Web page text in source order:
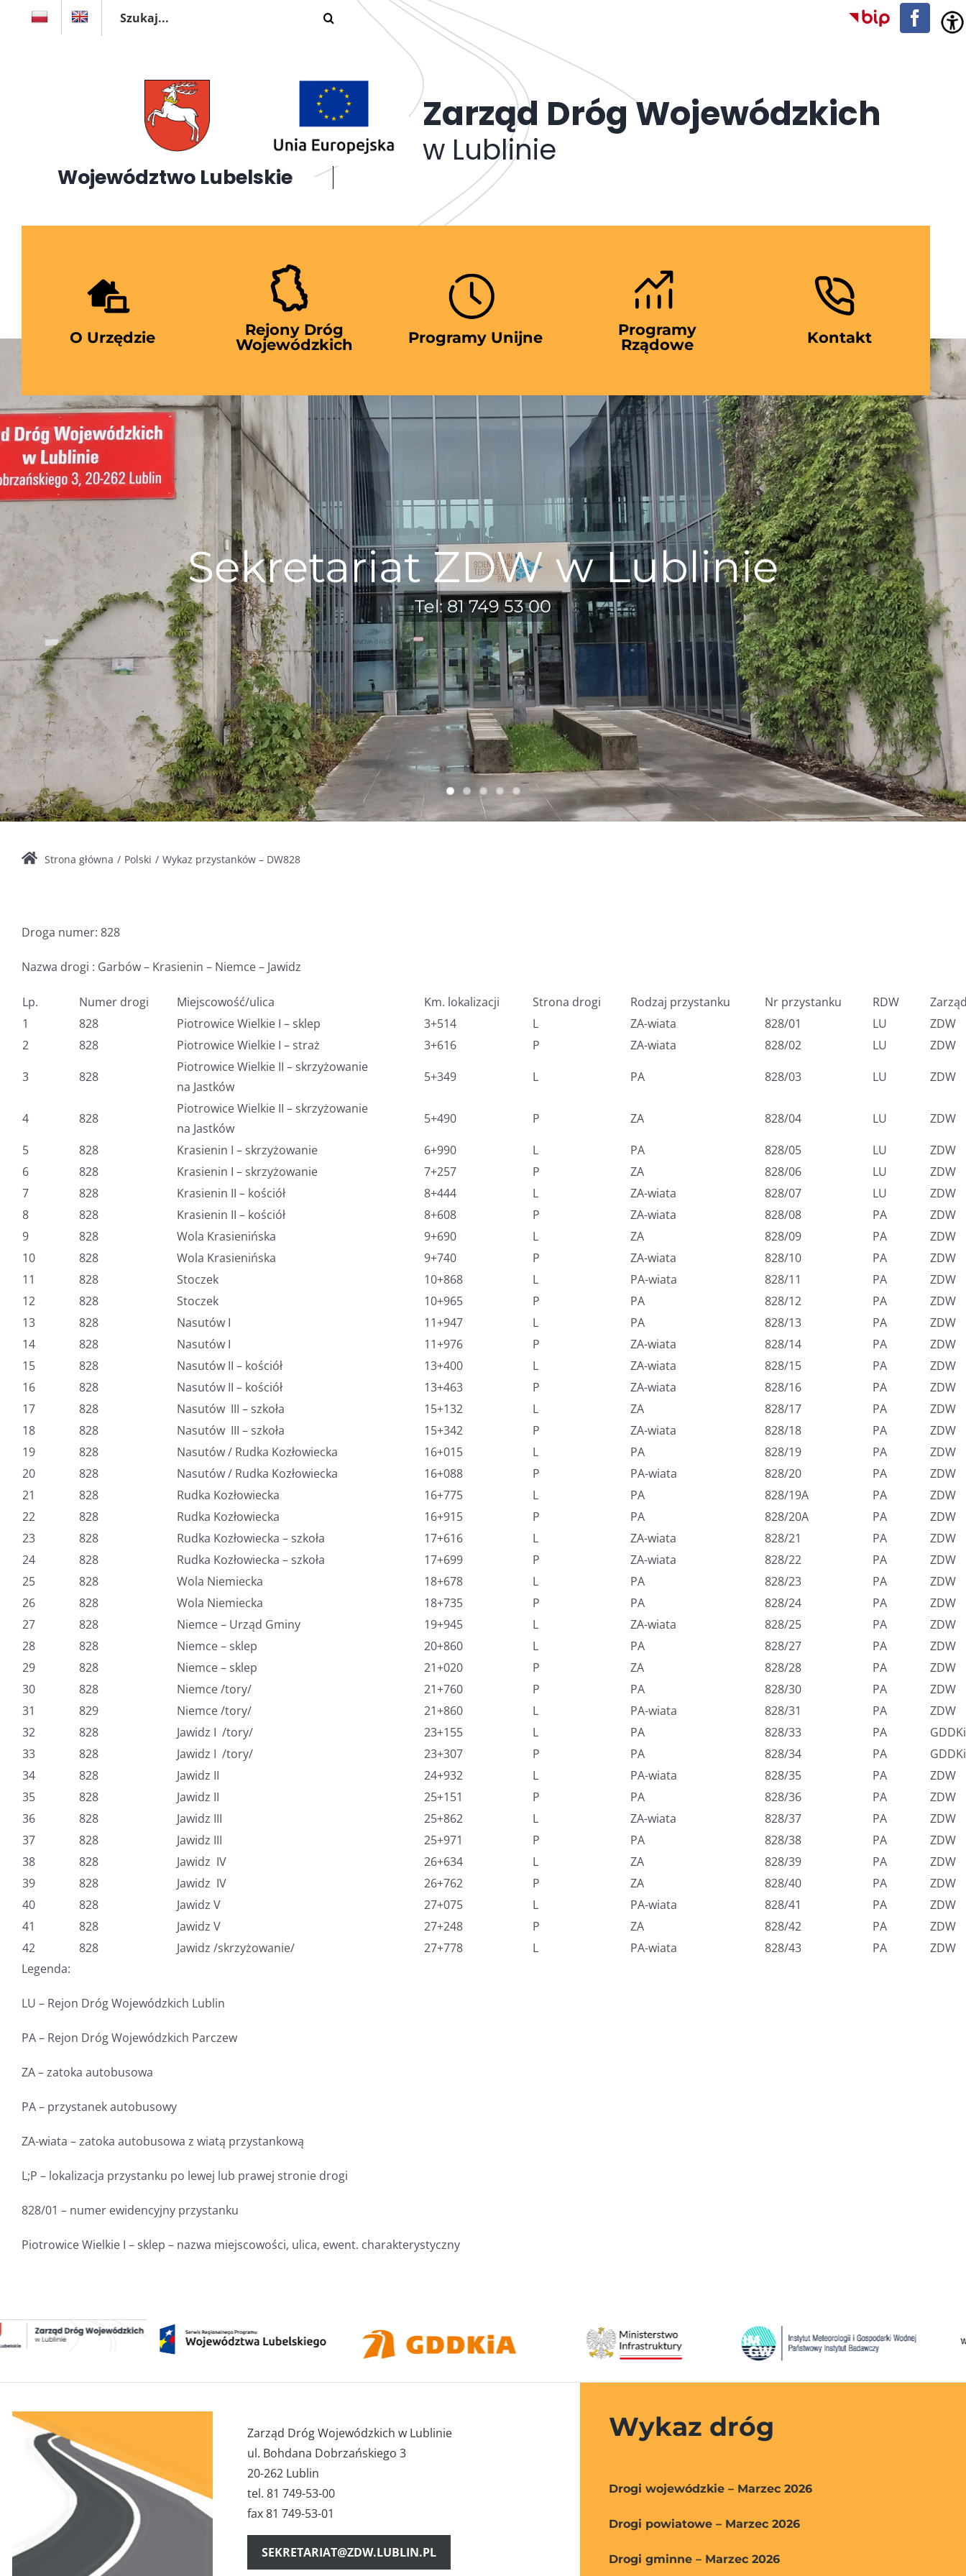
Przejdź
BIP
Województwo Lubelskie
Zarząd Dróg Wojewódzkich
w Lublinie
O Urzędzie
Rejony Dróg
Wojewódzkich
Programy Unijne
Programy
Rządowe
Kontakt
Sekretariat ZDW w Lublinie
Tel: 81 749 53 00
Strona główna Polski Wykaz przystanków – DW828
Droga numer: 828
Nazwa drogi : Garbów – Krasienin – Niemce – Jawidz
Lp. Numer drogi Miejscowość/ulica Km. lokalizacji Strona drogi Rodzaj przystanku Nr przystanku RDW
1
828 Piotrowice Wielkie I – sklep 3+514 L ZA-wiata 828/01 LU
ZDW
2
828 Piotrowice Wielkie I – straż 3+616 P ZA-wiata 828/02 LU
ZDW
3
828
Piotrowice Wielkie II – skrzyżowanie
na Jastków
5+349 L PA 828/03 LU ZDW
4 828
Piotrowice Wielkie II – skrzyżowanie
na Jastków
5+490 P ZA 828/04 LU
ZDW
5
828 Krasienin I – skrzyżowanie 6+990 L PA 828/05 LU
ZDW
6
828 Krasienin I – skrzyżowanie 7+257 P ZA 828/06 LU
ZDW
7
828 Krasienin II – kościół 8+444 L ZA-wiata 828/07 LU
ZDW
8
828 Krasienin II – kościół 8+608 P ZA-wiata 828/08 PA
ZDW
9
828 Wola Krasienińska 9+690 L ZA 828/09 PA
ZDW
10
828 Wola Krasienińska 9+740 P ZA-wiata 828/10 PA
ZDW
11
828 Stoczek 10+868 L PA-wiata 828/11 PA
ZDW
12
828 Stoczek 10+965 P PA 828/12 PA
ZDW
13
828 Nasutów I 11+947 L PA 828/13 PA
ZDW
14
828 Nasutów I 11+976 P ZA-wiata 828/14 PA
ZDW
15
828 Nasutów II – kościół 13+400 L ZA-wiata 828/15 PA
ZDW
16
828 Nasutów II – kościół 13+463 P ZA-wiata 828/16 PA
ZDW
17
828 Nasutów III – szkoła 15+132 L ZA 828/17 PA
ZDW
18
828 Nasutów III – szkoła 15+342 P ZA-wiata 828/18 PA
ZDW
19
828 Nasutów / Rudka Kozłowiecka 16+015 L PA 828/19 PA
ZDW
20
828 Nasutów / Rudka Kozłowiecka 16+088 P PA-wiata 828/20 PA
ZDW
21
828 Rudka Kozłowiecka 16+775 L PA 828/19A PA
ZDW
22
828 Rudka Kozłowiecka 16+915 P PA 828/20A PA
ZDW
23
828 Rudka Kozłowiecka – szkoła 17+616 L ZA-wiata 828/21 PA
ZDW
24
828 Rudka Kozłowiecka – szkoła 17+699 P ZA-wiata 828/22 PA
ZDW
25
828 Wola Niemiecka 18+678 L PA 828/23 PA
ZDW
26
828 Wola Niemiecka 18+735 P PA 828/24 PA
ZDW
27
828 Niemce – Urząd Gminy 19+945 L ZA-wiata 828/25 PA
ZDW
28
828 Niemce – sklep 20+860 L PA 828/27 PA
ZDW
29
828 Niemce – sklep 21+020 P ZA 828/28 PA
ZDW
30
828 Niemce /tory/ 21+760 P PA 828/30 PA
ZDW
31
829 Niemce /tory/ 21+860 L PA-wiata 828/31 PA
ZDW
32
828 Jawidz I /tory/ 23+155 L PA 828/33 PA
33
828 Jawidz I /tory/ 23+307 P PA 828/34 PA
34
828 Jawidz II 24+932 L PA-wiata 828/35 PA
ZDW
35
828 Jawidz II 25+151 P PA 828/36 PA
ZDW
36
828 Jawidz III 25+862 L ZA-wiata 828/37 PA
ZDW
37
828 Jawidz III 25+971 P PA 828/38 PA
ZDW
38
828 Jawidz IV 26+634 L ZA 828/39 PA
ZDW
39
828 Jawidz IV 26+762 P ZA 828/40 PA
ZDW
40
828 Jawidz V 27+075 L PA-wiata 828/41 PA
ZDW
41
828 Jawidz V 27+248 P ZA 828/42 PA
ZDW
42
828 Jawidz /skrzyżowanie/ 27+778 L PA-wiata 828/43 PA
ZDW
Legenda:
LU – Rejon Dróg Wojewódzkich Lublin
PA – Rejon Dróg Wojewódzkich Parczew
ZA – zatoka autobusowa
PA – przystanek autobusowy
ZA-wiata – zatoka autobusowa z wiatą przystankową
L;P – lokalizacja przystanku po lewej lub prawej stronie drogi
828/01 – numer ewidencyjny przystanku
Piotrowice Wielkie I – sklep – nazwa miejscowości, ulica, ewent. charakterystyczny
Zarząd Dróg Wojewódzkich w Lublinie
ul. Bohdana Dobrzańskiego 3
20-262 Lublin
tel. 81 749-53-00
fax 81 749-53-01
SEKRETARIAT@ZDW.LUBLIN.PL
Wykaz dróg
Drogi wojewódzkie – Marzec 2026
Drogi powiatowe – Marzec 2026
Drogi gminne – Marzec 2026